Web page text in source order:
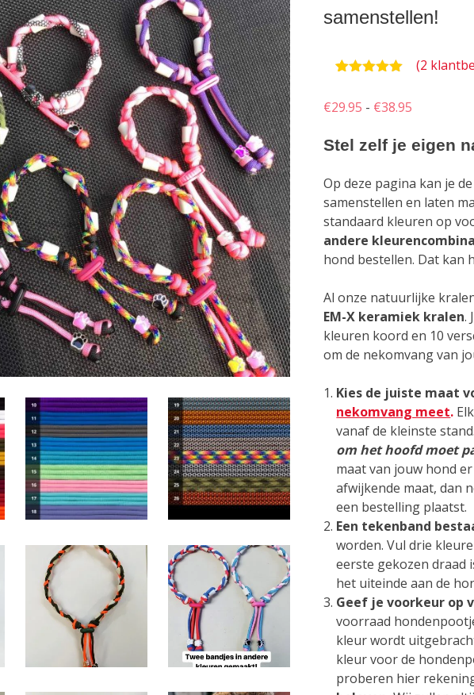
samenstellen!
gebaseerd
(2
€29.95 - €38.95
tot
Stel zelf je eigen
Op deze pagina kan je
samenstellen en laten
standaard kleuren op
andere
hond bestellen. Dat kan
Al onze natuurlijke
EM-X keramiek kralen.
kleuren koord en 10
om de nekomvang van
Kies de juiste maat
nekomvang meet.
vanaf de kleinste
om het hoofd moet
maat van jouw hond
afwijkende maat, dan
een bestelling plaatst.
Een tekenband
worden. Vul drie
eerste gekozen draad
het uiteinde aan de
Geef je voorkeur op
voorraad
kleur wordt
kleur voor de
proberen hier